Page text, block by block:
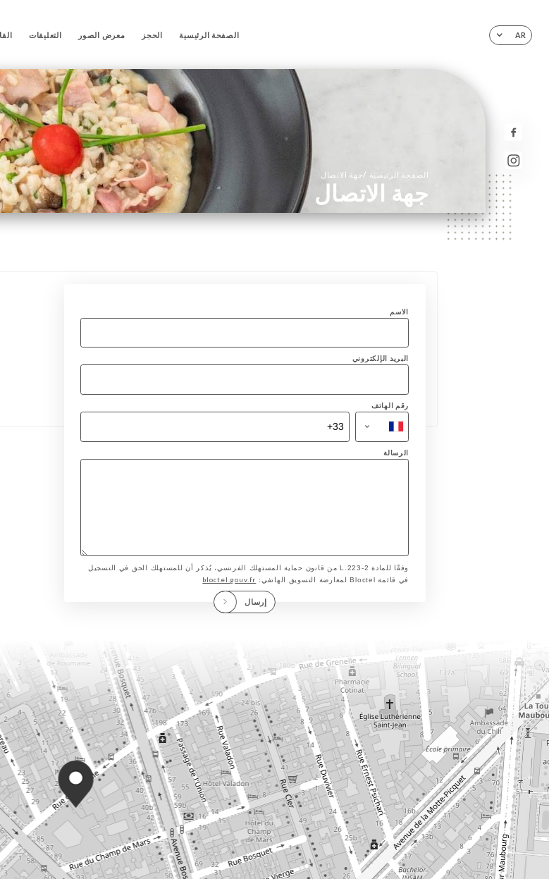
AR الصفحة الرئيسية الحجز معرض الصور التعليقات
الصفحة الرئيسية /جهة الاتصال
جهة الاتصال
الاسم
البريد الإلكتروني
رقم الهاتف
الرسالة
وفقًا للمادة L.223-2 من قانون حماية المستهلك الفرنسي، يُذكر أن للمستهلك الحق في التسجيل
في قائمة Bloctel لمعارضة التسويق الهاتفي:
bloctel.gouv.fr
إرسال